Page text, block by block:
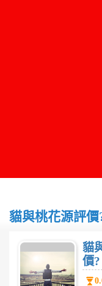
貓與桃花源評價
貓
價?